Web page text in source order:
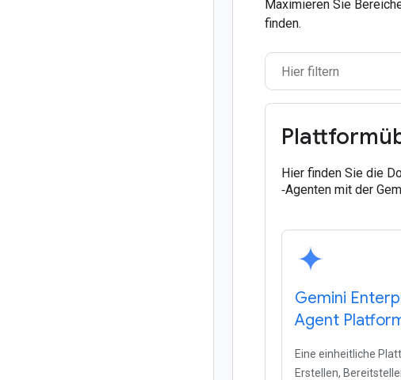
Maximieren Sie
finden.
Hier finden Sie die
‑Agenten mit der
Gemini
Agent
Eine einheitliche
Erstellen,